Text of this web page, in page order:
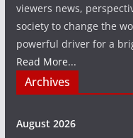
viewers news,
society to change the
powerful driver for a
Read More...
Archives
August 2026